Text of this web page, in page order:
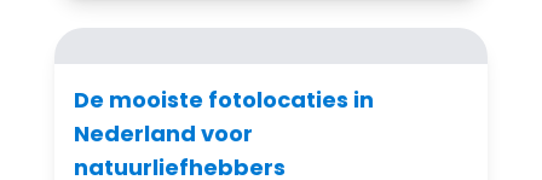
De mooiste fotolocaties in
Nederland voor
natuurliefhebbers